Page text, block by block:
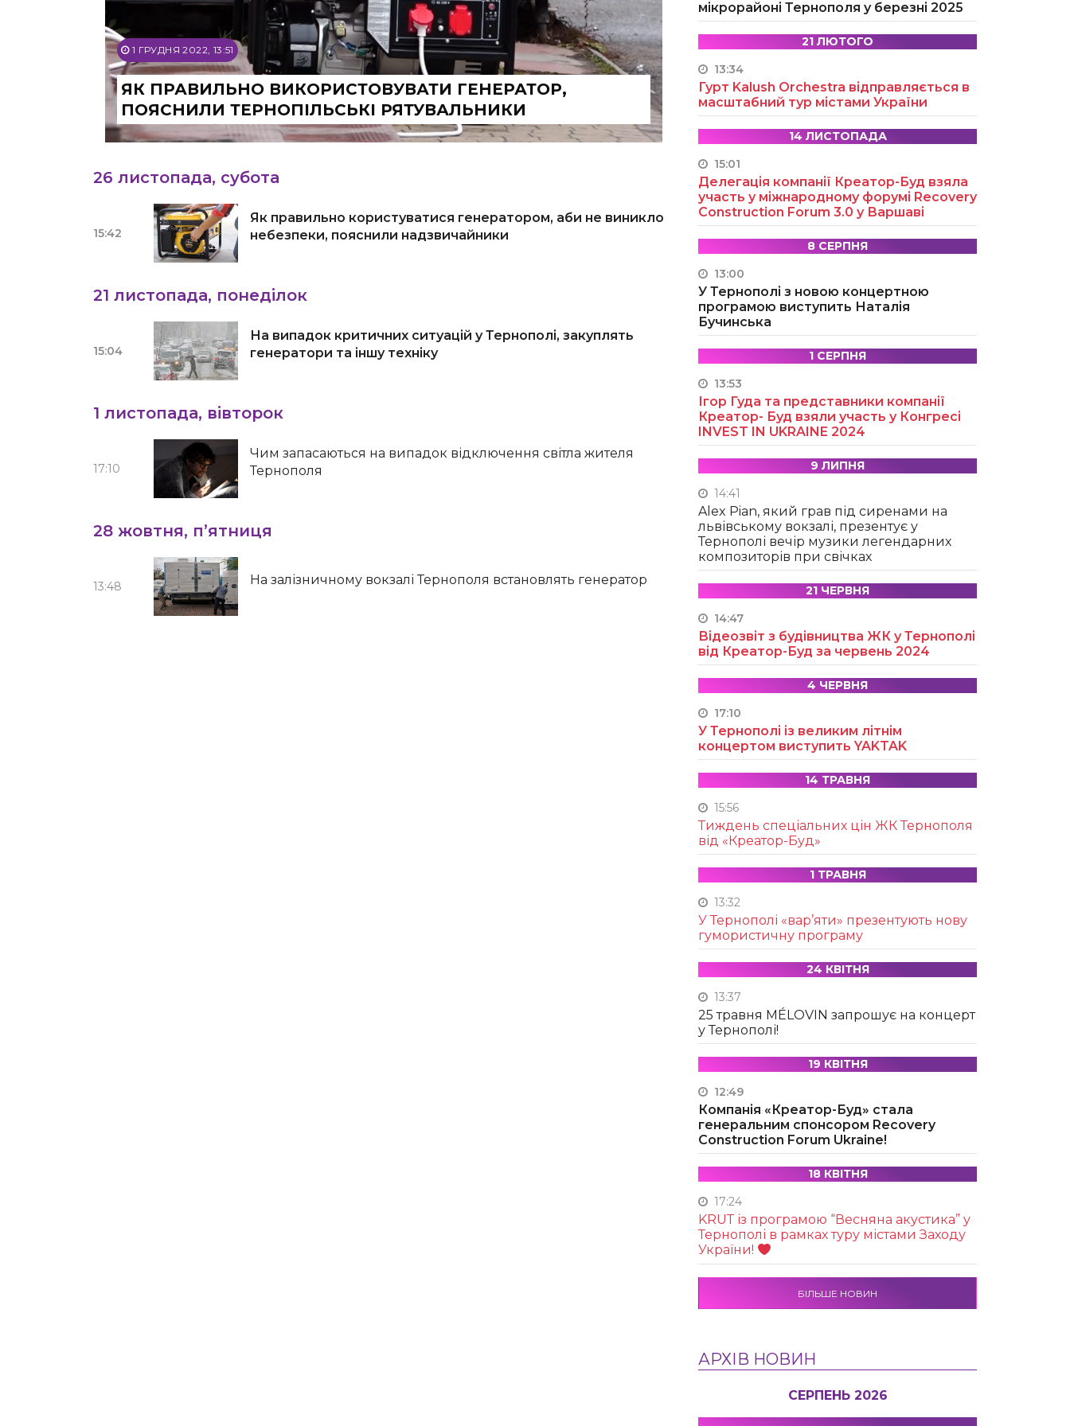
1 ГРУДНЯ 2022, 13:51
ЯК ПРАВИЛЬНО ВИКОРИСТОВУВАТИ ГЕНЕРАТОР,
ПОЯСНИЛИ ТЕРНОПІЛЬСЬКІ РЯТУВАЛЬНИКИ
26 листопада, субота
15:42
Як правильно користуватися генератором, аби не виникло
небезпеки, пояснили надзвичайники
21 листопада, понеділок
15:04
На випадок критичних ситуацій у Тернополі, закуплять
генератори та іншу техніку
1 листопада, вівторок
17:10
Чим запасаються на випадок відключення світла жителя
Тернополя
28 жовтня, п’ятниця
13:48 На залізничному вокзалі Тернополя встановлять генератор
мікрорайоні Тернополя у березні 2025
21 ЛЮТОГО
13:34
Гурт Kalush Orchestra відправляється в
масштабний тур містами України
14 ЛИСТОПАДА
15:01
Делегація компанії Креатор-Буд взяла
участь у міжнародному форумі Recovery
Construction Forum 3.0 у Варшаві
8 СЕРПНЯ
13:00
У Тернополі з новою концертною
програмою виступить Наталія
Бучинська
1 СЕРПНЯ
13:53
Ігор Гуда та представники компанії
Креатор- Буд взяли участь у Конгресі
INVEST IN UKRAINE 2024
9 ЛИПНЯ
14:41
Alex Pian, який грав під сиренами на
львівському вокзалі, презентує у
Тернополі вечір музики легендарних
композиторів при свічках
21 ЧЕРВНЯ
14:47
Відеозвіт з будівництва ЖК у Тернополі
від Креатор-Буд за червень 2024
4 ЧЕРВНЯ
17:10
У Тернополі із великим літнім
концертом виступить YAKTAK
14 ТРАВНЯ
15:56
Тиждень спеціальних цін ЖК Тернополя
від «Креатор-Буд»
1 ТРАВНЯ
13:32
У Тернополі «вар’яти» презентують нову
гумористичну програму
24 КВІТНЯ
13:37
25 травня MÉLOVIN запрошує на концерт
у Тернополі!
19 КВІТНЯ
12:49
Компанія «Креатор-Буд» стала
генеральним спонсором Recovery
Construction Forum Ukraine!
18 КВІТНЯ
17:24
KRUТ із програмою “Весняна акустика” у
Тернополі в рамках туру містами Заходу
України!
БІЛЬШЕ НОВИН
АРХІВ НОВИН
СЕРПЕНЬ 2026